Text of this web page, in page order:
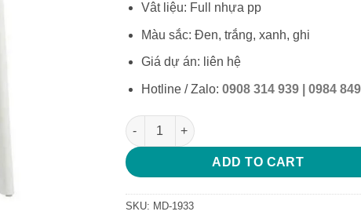
Vât liệu: Full nhựa pp
Màu sắc: Đen, trắng, xanh, ghi
Giá dự án: liên hệ
Hotline / Zalo:0908 314 939 | 0984
Ghế nhựa nguyên khối ghế nhựa pp cao
ADD TO CART
SKU: MD-1933